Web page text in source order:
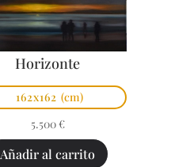
Horizonte
162x162 (cm)
5.500 €
Añadir al carrito